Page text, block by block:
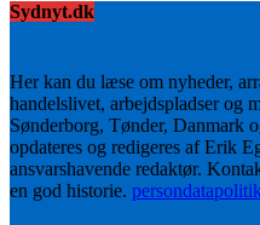
Sydnyt.dk
Her kan du læse om nyheder,
handelslivet, arbejdspladser og
Sønderborg, Tønder, Danmark
opdateres og redigeres af Erik
ansvarshavende redaktør.
en god historie.